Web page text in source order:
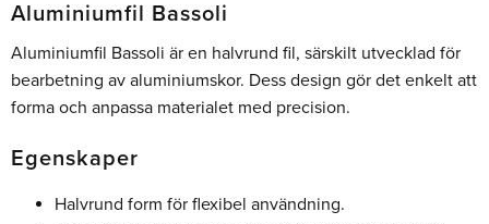
Aluminiumfil Bassoli
Aluminiumfil Bassoli är en halvrund fil, särskilt utvecklad för
bearbetning av aluminiumskor. Dess design gör det enkelt att
forma och anpassa materialet med precision.
Egenskaper
Halvrund form för flexibel användning.